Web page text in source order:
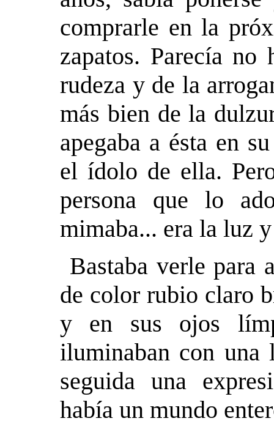
comprarle en la
zapatos. Parecía no
rudeza y de la
más bien de la
apegaba a ésta en
el ídolo de ella.
persona que lo
mimaba... era la luz
Bastaba verle para
de color rubio claro
y en sus ojos
iluminaban con
seguida una
había un mundo